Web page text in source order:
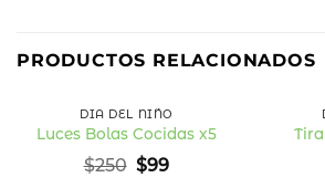
PRODUCTOS RELACIONADOS
OFF
DÍA DEL NIÑO
Luces Bolas Cocidas x5
$250 El
$99El